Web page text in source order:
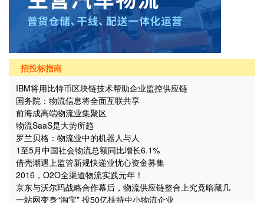
招投标指南
IBM将用比特币区块链技术帮助企业监控供应链
国务院：物流信息将全面互联共享
前海成高端物流业集聚区
物流SaaS是大势所趋
罗兰贝格：物流业中的机器人与人
1至5月中国社会物流总额同比增长6.1%
借壳潮遇上监管新规快递业忧心资金募集
2016，O2O全渠道物流实践元年！
京东与沃尔玛战略合作幕后，物流供应链整合上究竟暗藏几
个“坑”？
一站网变身“淘宝” 投50亿扶持中小物流企业